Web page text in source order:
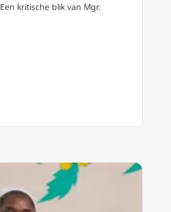
kritische blik van Mgr.
Wanneer synodaliteit het geloof